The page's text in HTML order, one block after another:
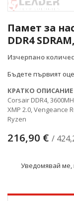
Памет за
DDR4
Изчерпано
Бъдете първият
КРАТКО ОПИСАНИЕ
Corsair DDR4,
XMP 2.0, Vengeance
Ryzen
216,90 € /
Уведомявай ме,
към
началото
на
галерия
снимки